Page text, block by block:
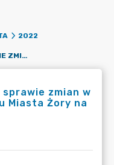
2022
OR.0050.1403.2022_ZB W SPRAWIE ZMIAN W PLANIE FINANSOWYM URZĘDU MIASTA ŻORY NA 2022 R.
sprawie zmian w
Miasta Żory na